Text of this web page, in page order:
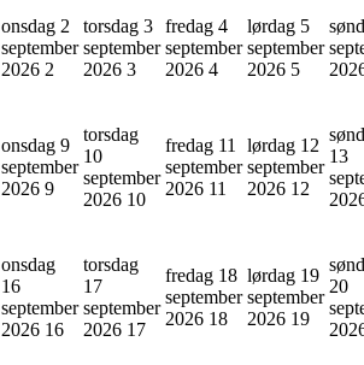
onsdag 2
september
2026 2
torsdag 3
september
2026 3
fredag 4
september
2026 4
lørdag 5
september
2026 5
onsdag 9
september
2026 9
torsdag
10
september
2026 10
fredag 11
september
2026 11
lørdag 12
september
2026 12
13
onsdag
16
september
2026 16
torsdag
17
september
2026 17
fredag 18
september
2026 18
lørdag 19
september
2026 19
20